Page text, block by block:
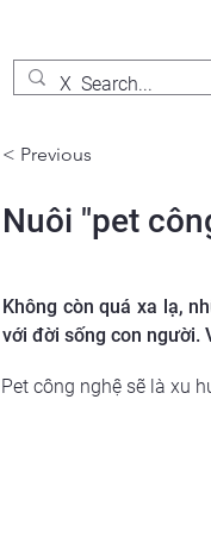
< Previous
Nuôi "pet
Không còn quá xa lạ,
với đời sống con người.
Pet công nghệ sẽ là xu